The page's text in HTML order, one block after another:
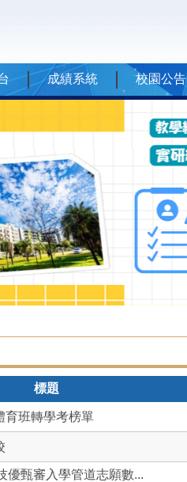
成績系統 校園公告
標題
育班轉學考榜單
優甄審入學管道志願數...